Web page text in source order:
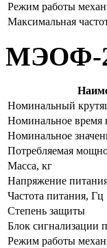
Режим работы
Максимальная
МЭОФ-
Номинальный
Номинальное время
Номинальное
Потребляемая
Масса, кг
Напряжение
Частота питания, Гц
Степень защиты
Блок сигнализации
Режим работы